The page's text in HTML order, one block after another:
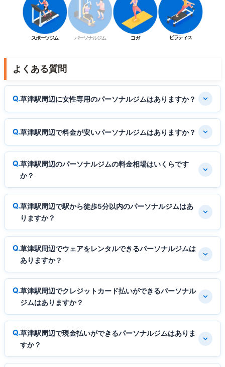
スポーツジム パーソナルジム ヨガ ピラティス
よくある質問
草津駅周辺に女性専用のパーソナルジムはありますか？
草津駅周辺で料金が安いパーソナルジムはありますか？
草津駅周辺のパーソナルジムの料金相場はいくらです
か？
草津駅周辺で駅から徒歩5分以内のパーソナルジムはあ
りますか？
草津駅周辺でウェアをレンタルできるパーソナルジムは
ありますか？
草津駅周辺でクレジットカード払いができるパーソナル
ジムはありますか？
草津駅周辺で現金払いができるパーソナルジムはありま
すか？